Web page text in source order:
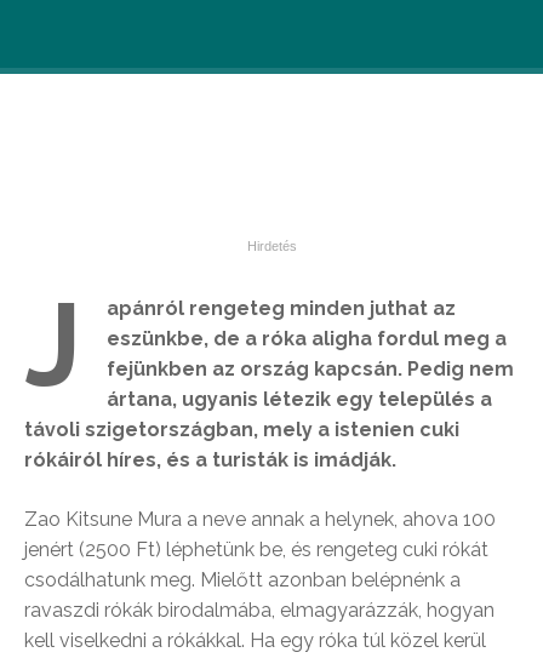
J
apánról rengeteg minden juthat az
eszünkbe, de a róka aligha fordul meg a
fejünkben az ország kapcsán. Pedig nem
ártana, ugyanis létezik egy település a
távoli szigetországban, mely a istenien cuki
rókáiról híres, és a turisták is imádják.
Zao Kitsune Mura a neve annak a helynek, ahova 100
jenért (2500 Ft) léphetünk be, és rengeteg cuki rókát
csodálhatunk meg. Mielőtt azonban belépnénk a
ravaszdi rókák birodalmába, elmagyarázzák, hogyan
kell viselkedni a rókákkal. Ha egy róka túl közel kerül